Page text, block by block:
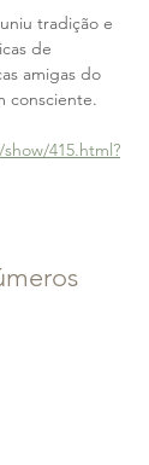
tradição e
de
amigas do
consciente.
415.html?